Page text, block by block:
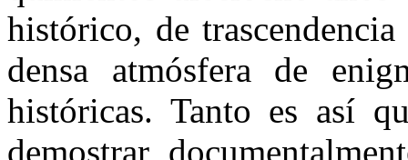
histórico, de
densa atmósfera de
históricas. Tanto es así
demostrar